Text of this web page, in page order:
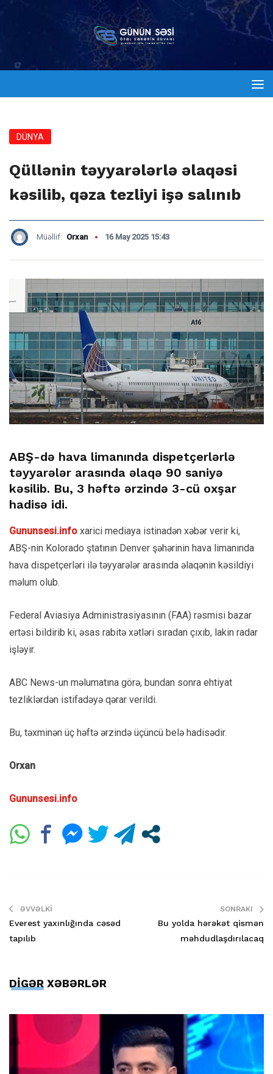
DÜNYA
Qüllənin təyyarələrlə əlaqəsi
kəsilib, qəza tezliyi işə salınıb
Müəllif: Orxan 16 May 2025 15:43
ABŞ-də hava limanında dispetçerlərlə
təyyarələr arasında əlaqə 90 saniyə
kəsilib. Bu, 3 həftə ərzində 3-cü oxşar
hadisə idi.
Gununsesi.info xarici mediaya istinadən xəbər verir ki,
ABŞ-nin Kolorado ştatının Denver şəhərinin hava limanında
hava dispetçerləri ilə təyyarələr arasında əlaqənin kəsildiyi
məlum olub.
Federal Aviasiya Administrasiyasının (FAA) rəsmisi bazar
ertəsi bildirib ki, əsas rabitə xətləri sıradan çıxıb, lakin radar
işləyir.
ABC News-un məlumatına görə, bundan sonra ehtiyat
tezliklərdən istifadəyə qərar verildi.
Bu, təxminən üç həftə ərzində üçüncü belə hadisədir.
Orxan
Gununsesi.info
ƏVVƏLKI
Everest yaxınlığında cəsəd
tapılıb
SONRAKI
Bu yolda hərəkət qismən
məhdudlaşdırılacaq
DİGƏR XƏBƏRLƏR